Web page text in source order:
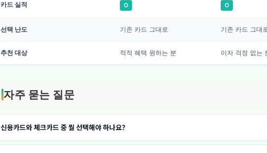
카드 실적 O O
선택 난도 기존 카드 그대로 기존 카드 그대
추천 대상 적적 혜택 원하는 분 이자 걱정 없는
자주 묻는 질문
신용카드와 체크카드 중 뭘 선택해야 하나요?